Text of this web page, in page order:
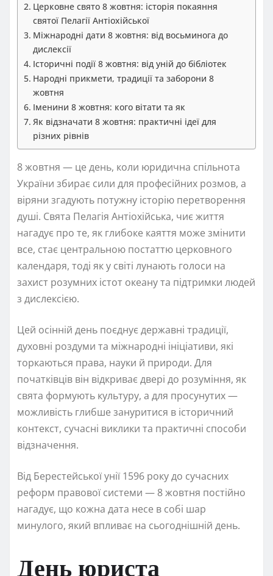
Церковне свято 8 жовтня: історія покаяння
святої Пелагії Антіохійської
Міжнародні дати 8 жовтня: від восьминога до
дислексії
Історичні події 8 жовтня: від уній до бібліотек
Народні прикмети, традиції та заборони 8
жовтня
Іменини 8 жовтня: кого вітати та як
Як відзначати 8 жовтня: практичні ідеї для
різних рівнів
8 жовтня — це день, коли юридична спільнота
України збирає сили для професійних розмов, а
віряни згадують потужну історію перетворення
душі. Свята Пелагія Антіохійська, чиє життя
нагадує про те, як глибоке каяття може змінити
все, стає центральною постаттю церковного
календаря, тоді як у світі лунають голоси на
захист розумних істот океану та підтримки людей
з дислексією.
Цей осінній день поєднує державні традиції,
духовні роздуми та міжнародні ініціативи, які
торкаються права, науки й природи. Для
початківців він відкриває двері до розуміння, як
свята формують культуру, а для просунутих —
можливість глибше зануритися в історичний
контекст, сучасні виклики та практичні способи
відзначення.
Від Берестейської унії 1596 року до сучасних
реформ правової системи — 8 жовтня постійно
нагадує, що кожна дата несе в собі шар
минулого, який впливає на сьогоднішній день.
День юриста